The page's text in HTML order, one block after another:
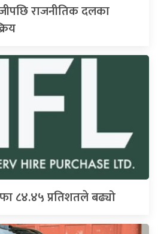
राजनीतिक दलका
८४.४५ प्रतिशतले बढ्यो